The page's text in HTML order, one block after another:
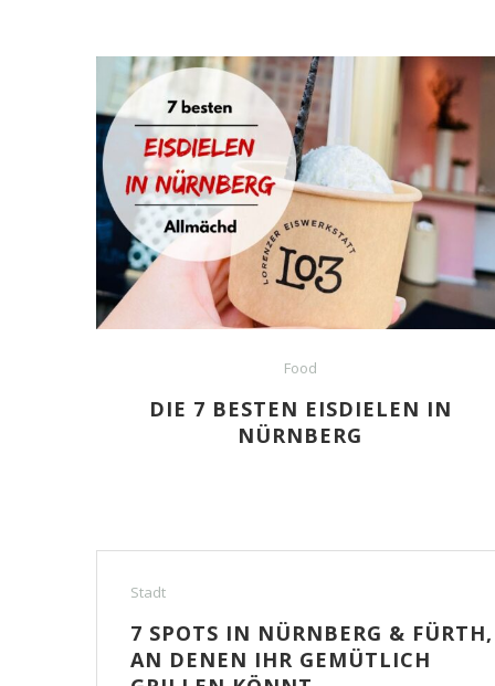
Food
DIE 7 BESTEN EISDIELEN IN
NÜRNBERG
Stadt
7 SPOTS IN NÜRNBERG & FÜRTH,
AN DENEN IHR GEMÜTLICH